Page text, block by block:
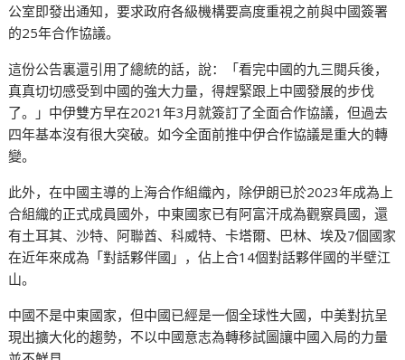
公室即發出通知，要求政府各級機構要高度重視之前與中國簽署
的25年合作協議。
這份公告裏還引用了總統的話，說：「看完中國的九三閲兵後，
真真切切感受到中國的強大力量，得趕緊跟上中國發展的步伐
了。」中伊雙方早在2021年3月就簽訂了全面合作協議，但過去
四年基本沒有很大突破。如今全面前推中伊合作協議是重大的轉
變。
此外，在中國主導的上海合作組織內，除伊朗已於2023年成為上
合組織的正式成員國外，中東國家已有阿富汗成為觀察員國，還
有土耳其、沙特、阿聯酋、科威特、卡塔爾、巴林、埃及7個國家
在近年來成為「對話夥伴國」，佔上合14個對話夥伴國的半壁江
山。
中國不是中東國家，但中國已經是一個全球性大國，中美對抗呈
現出擴大化的趨勢，不以中國意志為轉移試圖讓中國入局的力量